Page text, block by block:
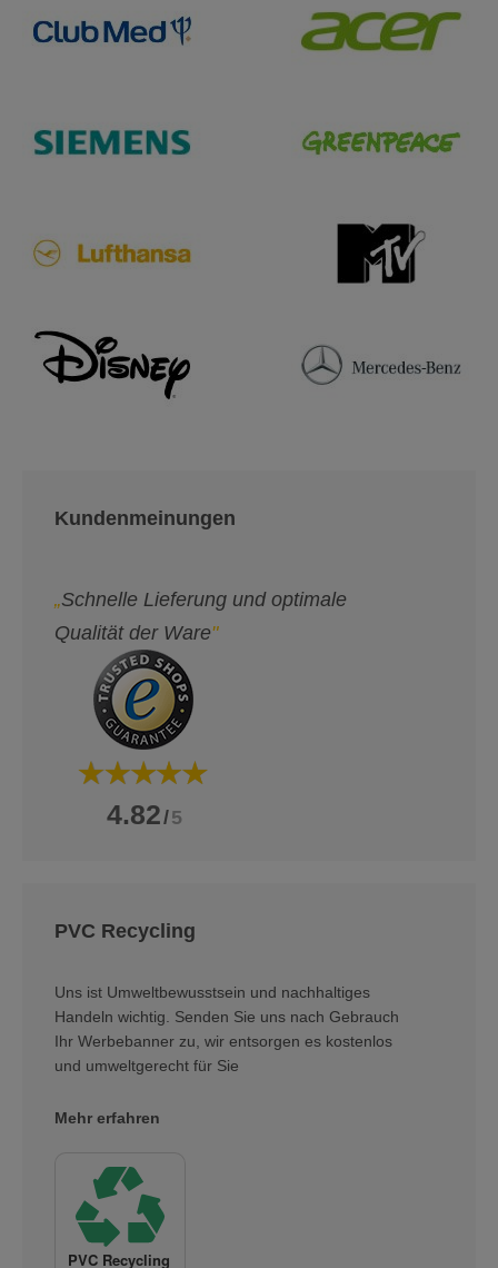
Kundenmeinungen
„Schnelle Lieferung und optimale
Qualität der Ware"
4.82/5
PVC Recycling
Uns ist Umweltbewusstsein und nachhaltiges
Handeln wichtig. Senden Sie uns nach Gebrauch
Ihr Werbebanner zu, wir entsorgen es kostenlos
und umweltgerecht für Sie
Mehr erfahren